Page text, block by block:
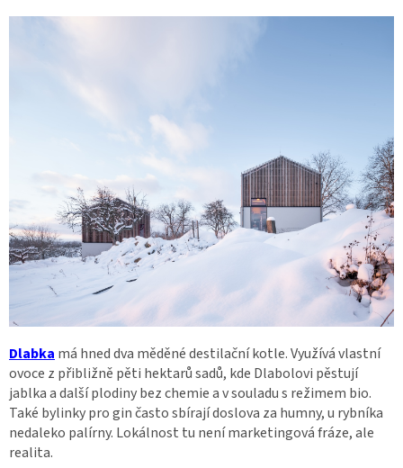
Dlabka má hned dva měděné destilační kotle. Využívá vlastní
ovoce z přibližně pěti hektarů sadů, kde Dlabolovi pěstují
jablka a další plodiny bez chemie a v souladu s režimem bio.
Také bylinky pro gin často sbírají doslova za humny, u rybníka
nedaleko palírny. Lokálnost tu není marketingová fráze, ale
realita.